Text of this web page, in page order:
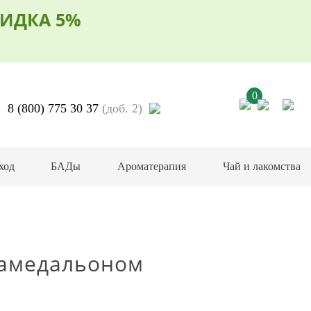
5%
8 (800) 775 30 37 (доб. 2)
0
БАДы Ароматерапия Чай и лакомства